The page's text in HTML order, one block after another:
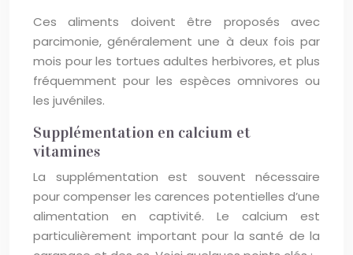
Ces aliments doivent être proposés avec
parcimonie, généralement une à deux fois par
mois pour les tortues adultes herbivores, et plus
fréquemment pour les espèces omnivores ou
les juvéniles.
Supplémentation en calcium et
vitamines
La supplémentation est souvent nécessaire
pour compenser les carences potentielles d’une
alimentation en captivité. Le calcium est
particulièrement important pour la santé de la